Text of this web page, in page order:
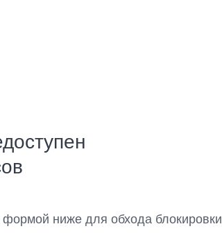
ниже для обхода блокировки